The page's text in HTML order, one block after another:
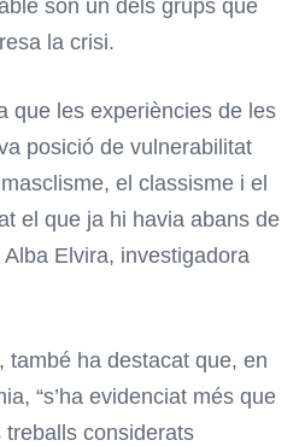
són un dels grups que
la crisi.
que les experiències de les
posició de vulnerabilitat
el classisme i el
el que ja hi havia abans de
Elvira, investigadora
, també ha destacat que, en
“s’ha evidenciat més que
considerats